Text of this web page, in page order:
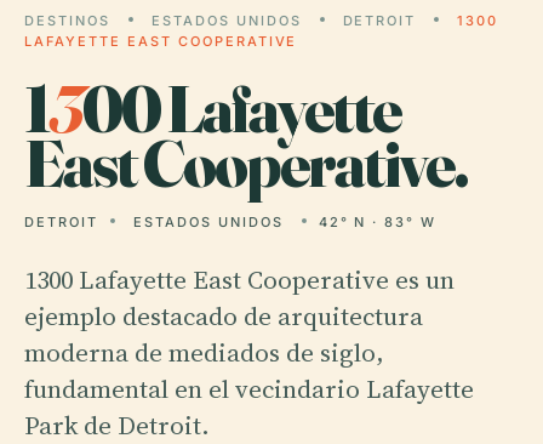
DESTINOS ESTADOS UNIDOS DETROIT
1300
LAFAYETTE EAST COOPERATIVE
1300 Lafayette
East Cooperative.
DETROIT ESTADOS UNIDOS 42° N · 83° W
1300 Lafayette East Cooperative es un
ejemplo destacado de arquitectura
moderna de mediados de siglo,
fundamental en el vecindario Lafayette
Park de Detroit.